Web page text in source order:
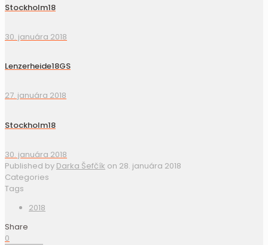
Stockholm18
30. januára 2018
Lenzerheide18GS
27. januára 2018
Stockholm18
30. januára 2018
Published by Darka Šefčík on 28. januára 2018
Categories
Tags
2018
Share
0